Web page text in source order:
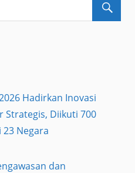
Hadirkan Inovasi
Strategis, Diikuti 700
Negara
dan